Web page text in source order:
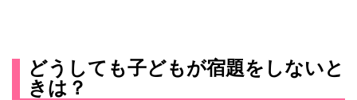
どうしても子どもが宿題をしないと
きは？